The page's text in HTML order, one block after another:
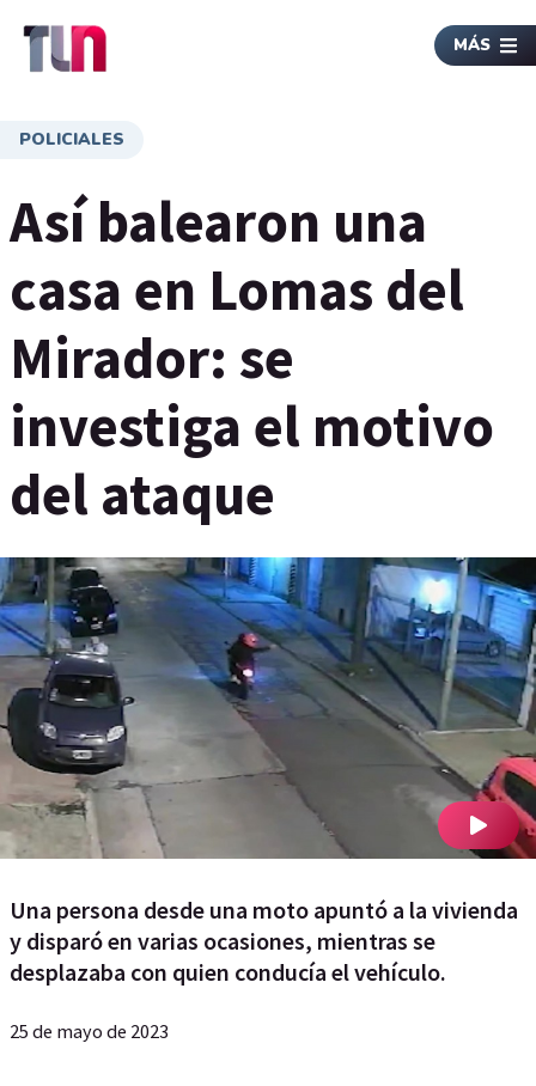
MÁS
POLICIALES
Así balearon una
casa en Lomas del
Mirador: se
investiga el motivo
del ataque
Una persona desde una moto apuntó a la vivienda
y disparó en varias ocasiones, mientras se
desplazaba con quien conducía el vehículo.
25 de mayo de 2023